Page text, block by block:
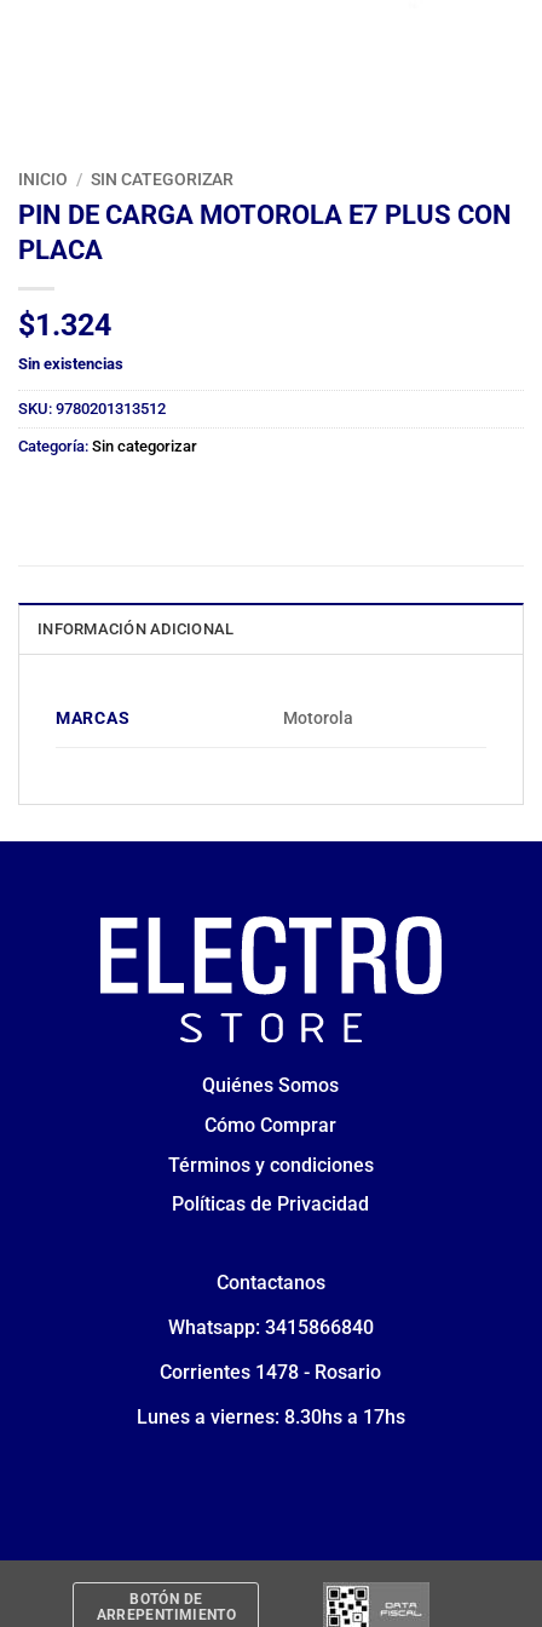
INICIO / SIN CATEGORIZAR
PIN DE CARGA MOTOROLA E7 PLUS CON
PLACA
$1.324
Sin existencias
SKU: 9780201313512
Categoría: Sin categorizar
INFORMACIÓN ADICIONAL
MARCAS Motorola
Quiénes Somos
Cómo Comprar
Términos y condiciones
Políticas de Privacidad
Contactanos
Whatsapp: 3415866840
Corrientes 1478 - Rosario
Lunes a viernes: 8.30hs a 17hs
BOTÓN DE
ARREPENTIMIENTO